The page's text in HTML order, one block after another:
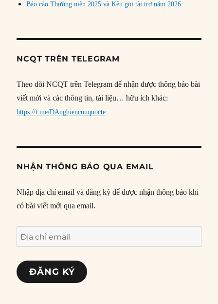
Báo cáo Thường niên 2025 và Kêu gọi tài trợ năm 2026
NCQT TRÊN TELEGRAM
Theo dõi NCQT trên Telegram để nhận được thông báo bài
viết mới và các thông tin, tài liệu… hữu ích khác:
https://t.me/DAnghiencuuquocte
NHẬN THÔNG BÁO QUA EMAIL
Nhập địa chỉ email và đăng ký để được nhận thông báo khi
có bài viết mới qua email.
Địa
chỉ
email
ĐĂNG KÝ